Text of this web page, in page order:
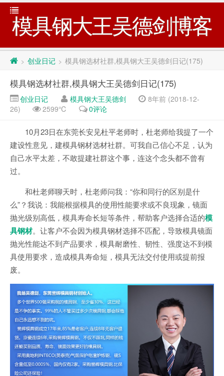
模具钢大王吴德剑博客
> 创业日记 > 模具钢选材社群,模具钢大王吴德剑日记(175)
模具钢选材社群,模具钢大王吴德剑日记(175)
创业日记 模具钢大王吴德剑
8年前 (2018-12-
26)
2599℃ 0评论
10月23日在东莞长安见杜平老师时，杜老师给我提了一个
建设性意见，建模具钢材选材社群。可我自己信心不足，认为
自己水平太差，不敢提建社群这个事，连这个念头都不曾有
过。
和杜老师聊天时，杜老师问我：“你和同行的区别是什
么”？我说：我能根据模具的使用性能要求或不良现象，镜面
抛光级别高低，模具寿命长短等条件，帮助客户选择合适的模
具钢材。让客户不会因为模具钢材选择不匹配，导致模具镜面
抛光性能达不到产品要求，模具耐磨性、韧性、强度达不到模
具使用要求，造成模具寿命短，模具无法交付使用或提前报
废。